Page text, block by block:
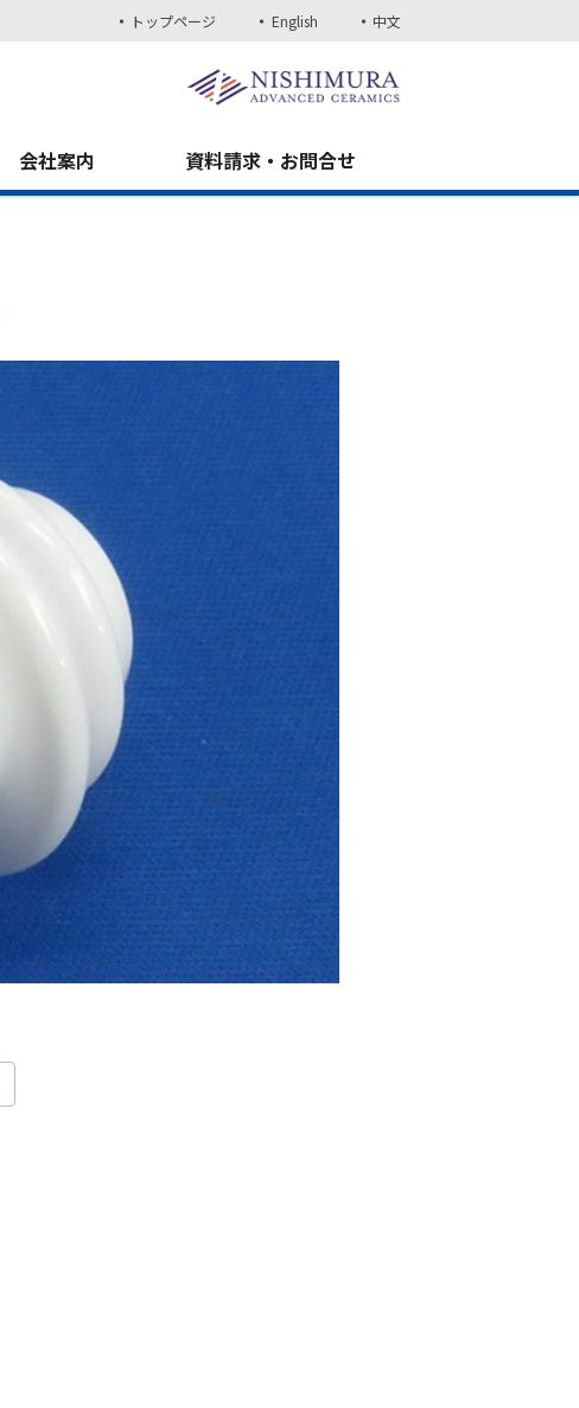
トップページ English 中文
会社案内 資料請求・お問合せ